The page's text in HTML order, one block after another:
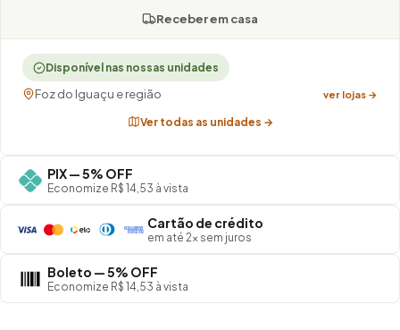
Receber em casa
Disponível nas nossas unidades
Foz do Iguaçu e região ver lojas →
Ver todas as unidades →
PIX — 5% OFF
Economize R$ 14,53 à vista
Cartão de crédito
em até 2× sem juros
Boleto — 5% OFF
Economize R$ 14,53 à vista